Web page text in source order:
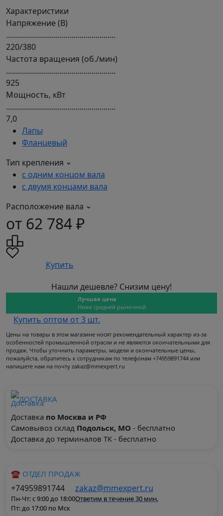
Характеристики
Мощность, кВт
.......................................................
7,0
Напряжение (В)
.......................................................
220/380
Частота вращения (об./мин)
.......................................................
925
Лапы
Фланцевый
Тип крепления
с одним концом вала
с двумя концами вала
Расположение вала
от 62 784 ₽
Купить
Нашли дешевле? Снизим цену!
Лучшая цена
Ниже средней рыночной
Купить оптом от 3 шт.
Цены на товары в этом магазине носят рекомендательный характер из-за
особенностей промышленной отрасли и не являются окончательными для
продаж. Чтобы уточнить параметры, модели и окончательные цены,
пожалуйста, обратитесь к сотрудникам по телефонам +74959891744 или
напишете нам на почту zakaz@mmexpert.ru
ДОСТАВКА
Доставка по Москва и РФ
Самовывоз склад Подольск, МО - бесплатно
Доставка до терминалов ТК - бесплатно
☎ ОТДЕЛ ПРОДАЖ
+74959891744
Пн-Чт: с 9:00 до 18:00
Пт: до 17:00 по Мск
zakaz@mmexpert.ru
Ответим в течение 30 мин.